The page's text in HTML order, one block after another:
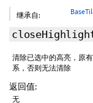
继承自:
清除已选中的高亮，原
系，否则无法清除
返回值:
无